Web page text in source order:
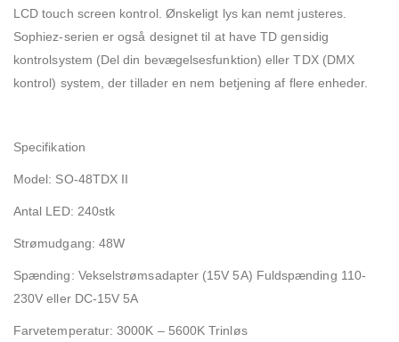
LCD touch screen kontrol. Ønskeligt lys kan nemt justeres.
Sophiez-serien er også designet til at have TD gensidig
kontrolsystem (Del din bevægelsesfunktion) eller TDX (DMX
kontrol) system, der tillader en nem betjening af flere enheder.
Specifikation
Model: SO-48TDX II
Antal LED: 240stk
Strømudgang: 48W
Spænding: Vekselstrømsadapter (15V 5A) Fuldspænding 110-
230V eller DC-15V 5A
Farvetemperatur: 3000K – 5600K Trinløs